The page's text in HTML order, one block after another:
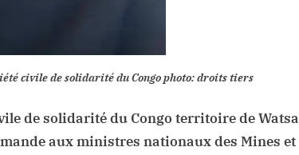
civile de solidarité du Congo photo: droits tiers
de solidarité du Congo territoire de Watsa
aux ministres nationaux des Mines et